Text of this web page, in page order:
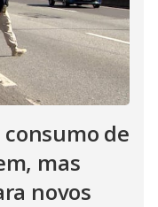
de
mas
novos